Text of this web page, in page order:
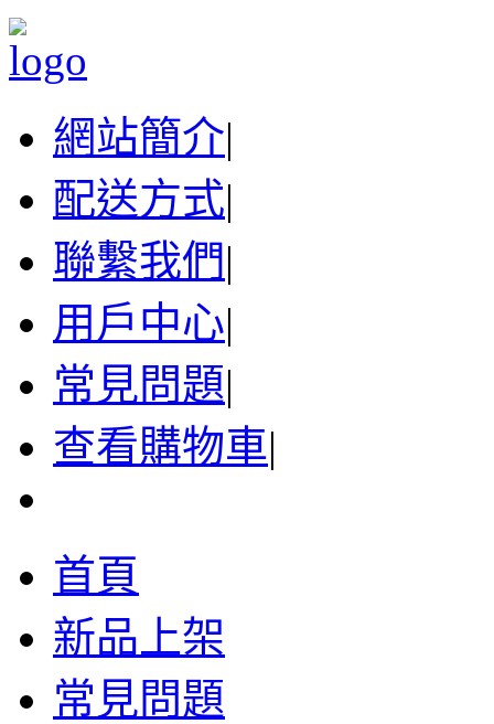
網站簡介|
配送方式|
聯繫我們|
用戶中心|
常見問題|
查看購物車|
首頁
新品上架
常見問題